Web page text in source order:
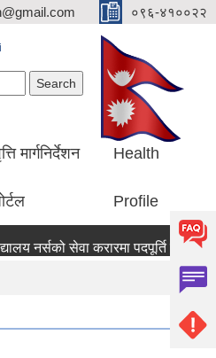
०९६-४१००२२
मार्गनिर्देशन Health
Profile
नर्सको सेवा करारमा पदपूर्ति गर्ने